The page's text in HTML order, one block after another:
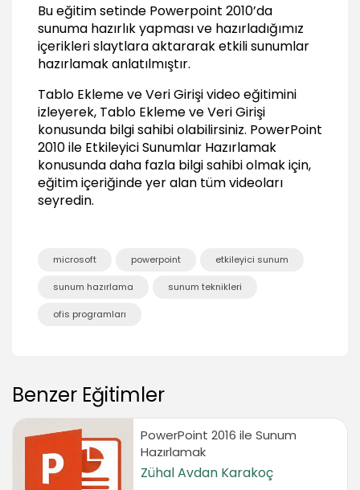
05:42
Tablo Araçlarını Tanımak
01:54
03:17
Tablo Stillerini Kullanmak
03:02
Kenarlık Kullanımı
04:13
Tabloda Efekt Kullanmak
03:40
Tabloya Satır ve Sütun İşlemleri
Satır ve Sütunları Boyutlandırma
Metni Konumlandırma
03:45
Tabloyu Slayt İçinde Konumlandırma
Bu eğitim setinde Powerpoint 2010’da
sunuma hazırlık yapması ve hazırladığımız
içerikleri slaytlara aktararak etkili sunumlar
hazırlamak anlatılmıştır.
Tablo Ekleme ve Veri Girişi video eğitimini
izleyerek, Tablo Ekleme ve Veri Girişi
konusunda bilgi sahibi olabilirsiniz. PowerPoint
2010 ile Etkileyici Sunumlar Hazırlamak
konusunda daha fazla bilgi sahibi olmak için,
eğitim içeriğinde yer alan tüm videoları
seyredin.
microsoft powerpoint etkileyici sunum
sunum hazırlama sunum teknikleri
ofis programları
Benzer Eğitimler
PowerPoint 2016 ile Sunum
Hazırlamak
Zühal Avdan Karakoç